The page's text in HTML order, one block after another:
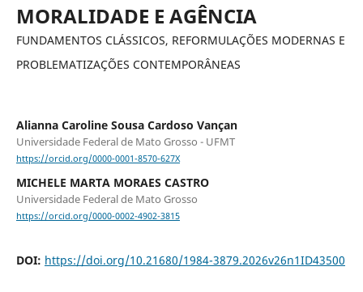
MORALIDADE E AGÊNCIA
FUNDAMENTOS CLÁSSICOS, REFORMULAÇÕES MODERNAS E
PROBLEMATIZAÇÕES CONTEMPORÂNEAS
Alianna Caroline Sousa Cardoso Vançan
Universidade Federal de Mato Grosso - UFMT
https://orcid.org/0000-0001-8570-627X
MICHELE MARTA MORAES CASTRO
Universidade Federal de Mato Grosso
https://orcid.org/0000-0002-4902-3815
DOI: https://doi.org/10.21680/1984-3879.2026v26n1ID43500